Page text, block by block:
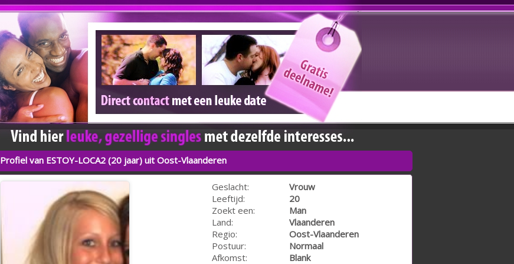
Profiel van ESTOY-LOCA2 (20 jaar) uit Oost-Vlaanderen
Geslacht:
Vrouw
Leeftijd:
20
Zoekt een:
Man
Land:
Vlaanderen
Regio:
Oost-Vlaanderen
Postuur:
Normaal
Afkomst:
Blank